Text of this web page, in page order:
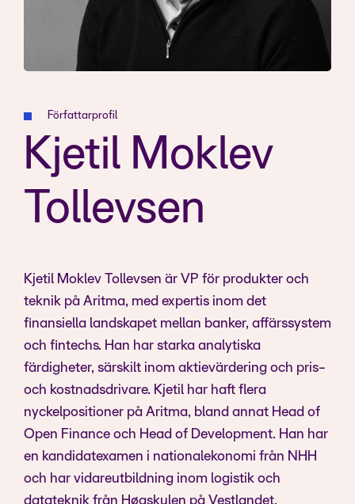
Författarprofil
Kjetil Moklev
Tollevsen
Kjetil Moklev Tollevsen är VP för produkter och
teknik på Aritma, med expertis inom det
finansiella landskapet mellan banker, affärssystem
och fintechs. Han har starka analytiska
färdigheter, särskilt inom aktievärdering och pris-
och kostnadsdrivare. Kjetil har haft flera
nyckelpositioner på Aritma, bland annat Head of
Open Finance och Head of Development. Han har
en kandidatexamen i nationalekonomi från NHH
och har vidareutbildning inom logistik och
datateknik från Høgskulen på Vestlandet.